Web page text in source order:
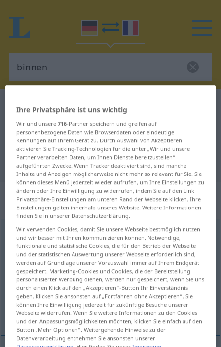
Deutsch-Französisch Übersetzung
für "binnen"
"binnen" Französisch Übersetzung
„binnen“: Präposition,
Verhältniswort
binnen [ˈbɪnən]präp <dat; GEHgen>
Übersicht aller Übersetzungen
(Für mehr Details die Übersetzung anklicken/antippen)
dans... sous peu...
dans un délai d’un mois...
Ihre Privatsphäre ist uns wichtig
Wir und unsere716-Partner speichern und greifen auf
personenbezogene Daten wie Browserdaten oder eindeutige
Kennungen auf Ihrem Gerät zu. Durch Auswahl von Akzeptieren
aktivieren Sie Tracking-Technologien für die unter „Wir und unsere
Partner verarbeiten Daten, um Ihnen Dienste bereitzustellen“
aufgeführten Zwecke. Wenn Tracker deaktiviert sind, sind manche
Inhalte und Anzeigen möglicherweise nicht mehr so relevant für Sie. Sie
können dieses Menü jederzeit wieder aufrufen, um Ihre Einstellungen zu
ändern oder Ihre Einwilligung zu widerrufen, indem Sie auf den Link
Privatsphäre-Einstellungen am unteren Rand der Webseite klicken. Ihre
Einstellungen gelten innerhalb unseres Website. Weitere Informationen
finden Sie in unserer Datenschutzerklärung.
Wir verwenden Cookies, damit Sie unsere Webseite bestmöglich nutzen
und wir besser mit Ihnen kommunizieren können. Notwendige,
funktionale und statistische Cookies, die für den Betrieb der Webseite
und der statistischen Auswertung unserer Webseite erforderlich sind,
werden auf Grundlage unserer Vorauswahl immer auf Ihrem Endgerät
gespeichert. Marketing-Cookies und Cookies, die der Bereitstellung
personalisierter Werbung dienen, werden nur gespeichert, wenn Sie uns
durch einen Klick auf den „Akzeptieren“-Button Ihr Einverständnis
geben. Klicken Sie ansonsten auf „Fortfahren ohne Akzeptieren“. Sie
können Ihre Einwilligung jederzeit für zukünftige Besuche unserer
Webseite widerrufen. Wenn Sie weitere Informationen zu den Cookies
und den Anpassungsmöglichkeiten möchten, klicken Sie einfach auf den
Button „Mehr Optionen“. Weitergehende Hinweise zu der
Datenverarbeitung entnehmen Sie ansonsten unserer